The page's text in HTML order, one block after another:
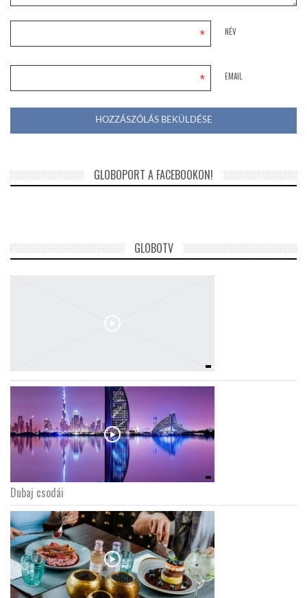
NÉV
*
EMAIL
*
GLOBOPORT A FACEBOOKON!
GLOBOTV
Dubaj csodái